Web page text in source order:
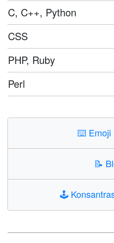
C, C++, Python
CSS
PHP, Ruby
Perl
⌨️ Emoji
📝
🕹️